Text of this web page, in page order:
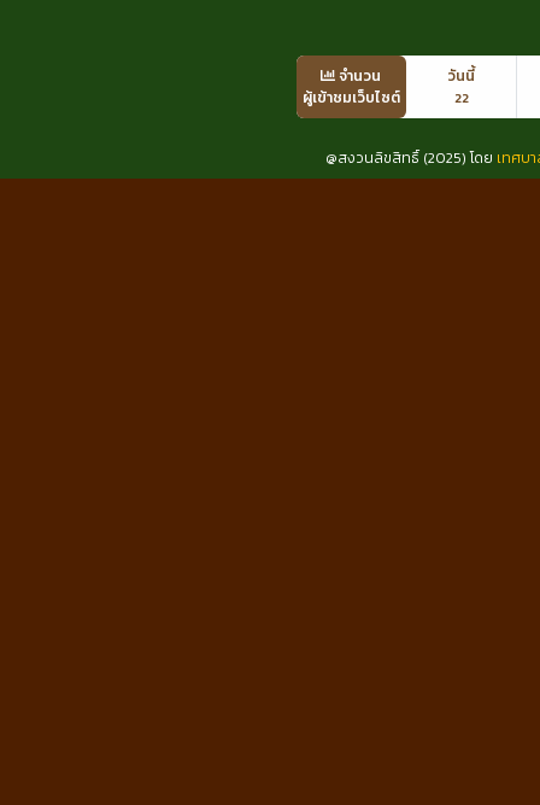
จำนวน
ผู้เข้าชมเว็บไซต์
วันนี้
22
@สงวนลิขสิทธิ์ (2025) โดย เทศบ